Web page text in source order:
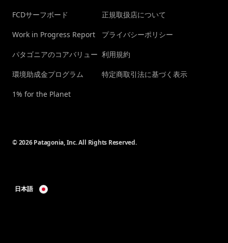
FCDサーフボード
Work in Progress Report
パタゴニアのコアバリュー
環境助成金プログラム
1% for the Planet
正規取扱店について
プライバシーポリシー
利用規約
特定商取引法に基づく表示
© 2026 Patagonia, Inc. All Rights Reserved.
日本語